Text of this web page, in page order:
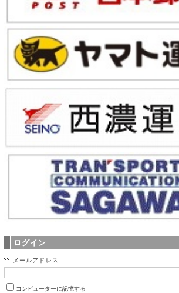
ログイン
メールアドレス
コンピューターに記憶する